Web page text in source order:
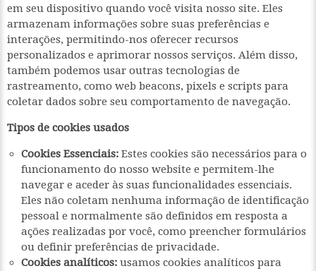
em seu dispositivo quando você visita nosso site. Eles
armazenam informações sobre suas preferências e
interações, permitindo-nos oferecer recursos
personalizados e aprimorar nossos serviços. Além disso,
também podemos usar outras tecnologias de
rastreamento, como web beacons, pixels e scripts para
coletar dados sobre seu comportamento de navegação.
Tipos de cookies usados
Cookies Essenciais: Estes cookies são necessários para o
funcionamento do nosso website e permitem-lhe
navegar e aceder às suas funcionalidades essenciais.
Eles não coletam nenhuma informação de identificação
pessoal e normalmente são definidos em resposta a
ações realizadas por você, como preencher formulários
ou definir preferências de privacidade.
Cookies analíticos: usamos cookies analíticos para